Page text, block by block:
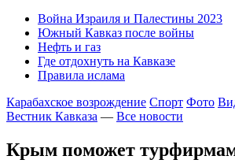
Война Израиля и Палестины 2023
Южный Кавказ после войны
Нефть и газ
Где отдохнуть на Кавказе
Правила ислама
Карабахское возрождение Спорт Фото
Вестник Кавказа — Все новости
Крым поможет